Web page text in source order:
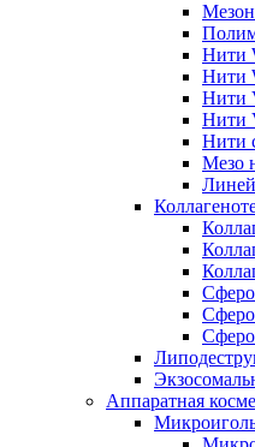
Нити
Нити
Нити
Нити
Нити
Мезо
Аппаратная